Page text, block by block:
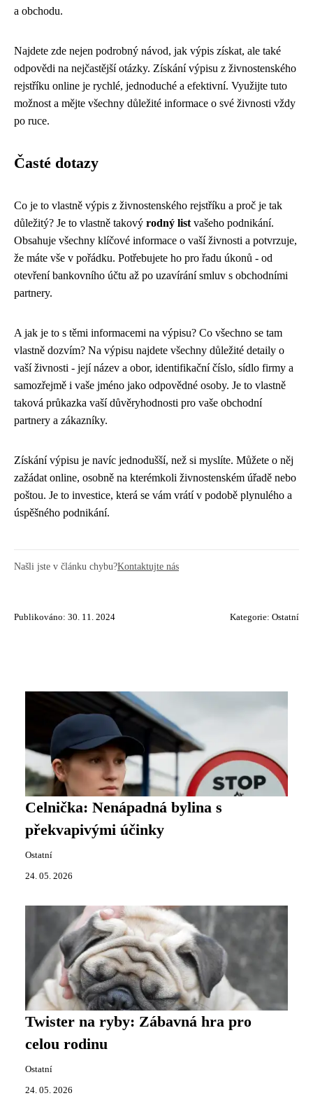
a obchodu.
Najdete zde nejen podrobný návod, jak výpis získat, ale také
odpovědi na nejčastější otázky. Získání výpisu z živnostenského
rejstříku online je rychlé, jednoduché a efektivní. Využijte tuto
možnost a mějte všechny důležité informace o své živnosti vždy
po ruce.
Časté dotazy
Co je to vlastně výpis z živnostenského rejstříku a proč je tak
důležitý? Je to vlastně takový rodný list vašeho podnikání.
Obsahuje všechny klíčové informace o vaší živnosti a potvrzuje,
že máte vše v pořádku. Potřebujete ho pro řadu úkonů - od
otevření bankovního účtu až po uzavírání smluv s obchodními
partnery.
A jak je to s těmi informacemi na výpisu? Co všechno se tam
vlastně dozvím? Na výpisu najdete všechny důležité detaily o
vaší živnosti - její název a obor, identifikační číslo, sídlo firmy a
samozřejmě i vaše jméno jako odpovědné osoby. Je to vlastně
taková průkazka vaší důvěryhodnosti pro vaše obchodní
partnery a zákazníky.
Získání výpisu je navíc jednodušší, než si myslíte. Můžete o něj
zažádat online, osobně na kterémkoli živnostenském úřadě nebo
poštou. Je to investice, která se vám vrátí v podobě plynulého a
úspěšného podnikání.
Našli jste v článku chybu?Kontaktujte nás
Publikováno: 30. 11. 2024 Kategorie: Ostatní
Celnička: Nenápadná bylina s
překvapivými účinky
Ostatní
24. 05. 2026
Twister na ryby: Zábavná hra pro
celou rodinu
Ostatní
24. 05. 2026